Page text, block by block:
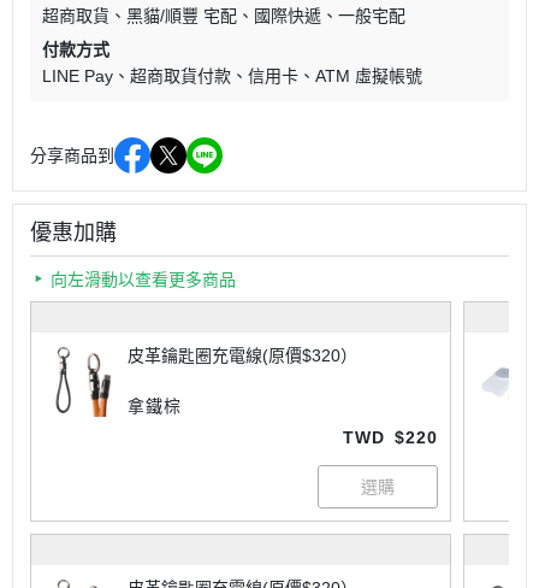
超商取貨
黑貓/順豐 宅配 國際快遞
一般宅配
付款方式
LINE Pay
超商取貨付款 信用卡 ATM 虛擬帳號
分享商品到
優惠加購
向左滑動以查看更多商品
皮革鑰匙圈充電線(原價$320）
拿鐵棕
TWD $220